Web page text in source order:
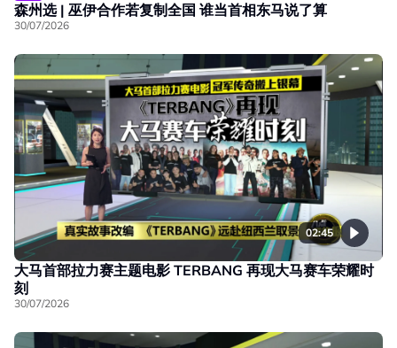
森州选 | 巫伊合作若复制全国 谁当首相东马说了算
30/07/2026
02:45
大马首部拉力赛主题电影 TERBANG 再现大马赛车荣耀时
刻
30/07/2026